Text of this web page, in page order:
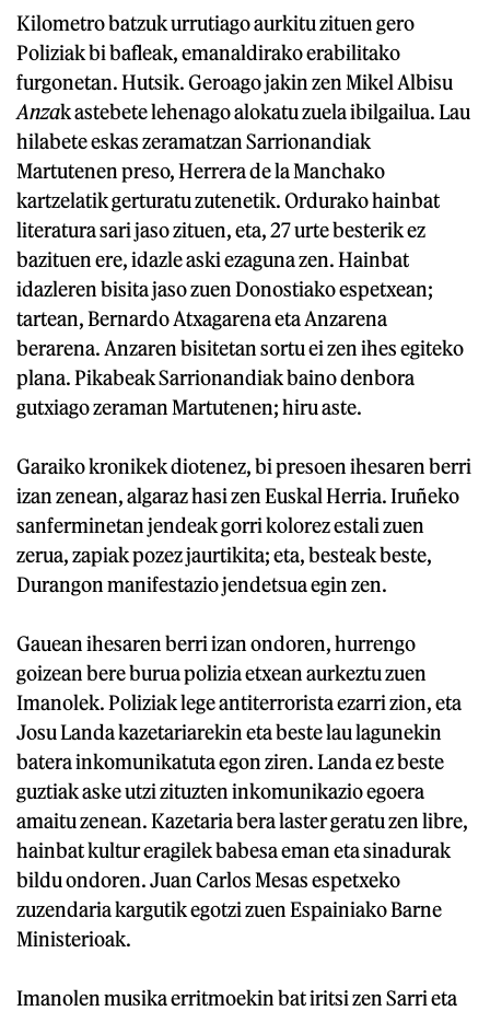
Kilometro batzuk urrutiago aurkitu zituen gero
Poliziak bi bafleak, emanaldirako erabilitako
furgonetan. Hutsik. Geroago jakin zen Mikel Albisu
Anzak astebete lehenago alokatu zuela ibilgailua. Lau
hilabete eskas zeramatzan Sarrionandiak
Martutenen preso, Herrera de la Manchako
kartzelatik gerturatu zutenetik. Ordurako hainbat
literatura sari jaso zituen, eta, 27 urte besterik ez
bazituen ere, idazle aski ezaguna zen. Hainbat
idazleren bisita jaso zuen Donostiako espetxean;
tartean, Bernardo Atxagarena eta Anzarena
berarena. Anzaren bisitetan sortu ei zen ihes egiteko
plana. Pikabeak Sarrionandiak baino denbora
gutxiago zeraman Martutenen; hiru aste.
Garaiko kronikek diotenez, bi presoen ihesaren berri
izan zenean, algaraz hasi zen Euskal Herria. Iruñeko
sanferminetan jendeak gorri kolorez estali zuen
zerua, zapiak pozez jaurtikita; eta, besteak beste,
Durangon manifestazio jendetsua egin zen.
Gauean ihesaren berri izan ondoren, hurrengo
goizean bere burua polizia etxean aurkeztu zuen
Imanolek. Poliziak lege antiterrorista ezarri zion, eta
Josu Landa kazetariarekin eta beste lau lagunekin
batera inkomunikatuta egon ziren. Landa ez beste
guztiak aske utzi zituzten inkomunikazio egoera
amaitu zenean. Kazetaria bera laster geratu zen libre,
hainbat kultur eragilek babesa eman eta sinadurak
bildu ondoren. Juan Carlos Mesas espetxeko
zuzendaria kargutik egotzi zuen Espainiako Barne
Ministerioak.
Imanolen musika erritmoekin bat iritsi zen Sarri eta